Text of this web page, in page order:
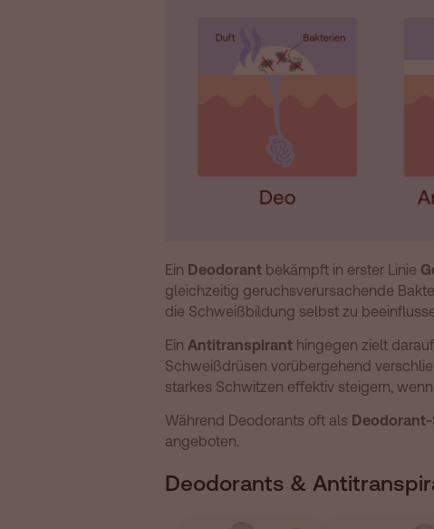
Ein Deodorant bekämpft in erster Linie
gleichzeitig geruchsverursachende
die Schweißbildung selbst zu
Ein Antitranspirant hingegen zielt
Schweißdrüsen vorübergehend
starkes Schwitzen effektiv steigern,
Während Deodorants oft als Deodorant-
angeboten.
Deodorants &